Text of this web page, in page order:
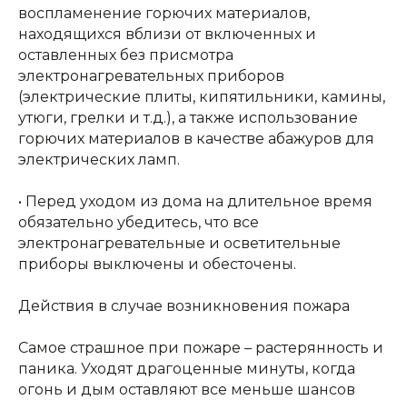
воспламенение горючих материалов,
находящихся вблизи от включенных и
оставленных без присмотра
электронагревательных приборов
(электрические плиты, кипятильники, камины,
утюги, грелки и т.д.), а также использование
горючих материалов в качестве абажуров для
электрических ламп.
• Перед уходом из дома на длительное время
обязательно убедитесь, что все
электронагревательные и осветительные
приборы выключены и обесточены.
Действия в случае возникновения пожара
Самое страшное при пожаре – растерянность и
паника. Уходят драгоценные минуты, когда
огонь и дым оставляют все меньше шансов